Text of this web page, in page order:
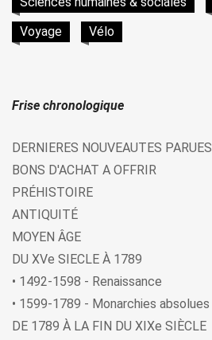
Voyage
Vélo
Frise chronologique
DERNIERES NOUVEAUTES PARUES
BONS D'ACHAT A OFFRIR
PRÉHISTOIRE
ANTIQUITÉ
MOYEN ÂGE
DU XVe SIECLE À 1789
• 1492-1598 - Renaissance
• 1599-1789 - Monarchies absolues
DE 1789 À LA FIN DU XIXe SIÈCLE